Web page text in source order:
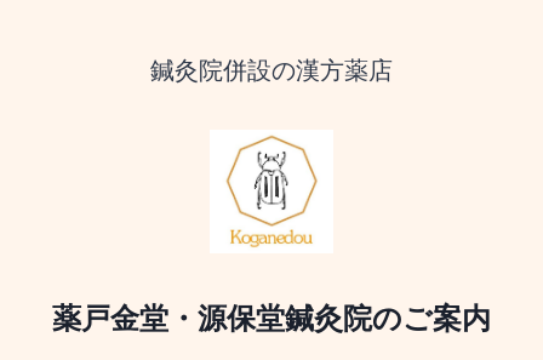
鍼灸院併設の漢方薬店
薬戸金堂・源保堂鍼灸院のご案内